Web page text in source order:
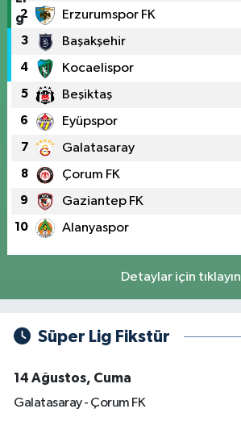
2 Erzurumspor FK
3 Başakşehir
4 Kocaelispor
5 Beşiktaş
6 Eyüpspor
7 Galatasaray
8 Çorum FK
9 Gaziantep FK
10 Alanyaspor
Detaylar için tıklayın
Süper Lig Fikstür
14 Ağustos, Cuma
Galatasaray - Çorum FK